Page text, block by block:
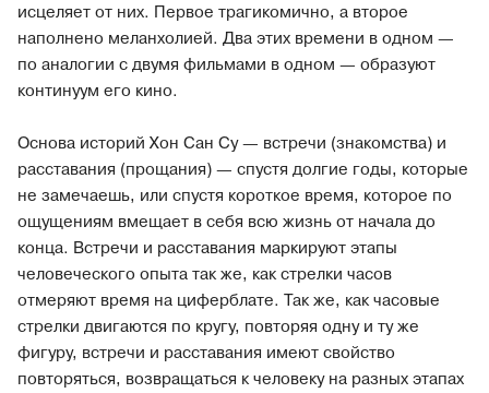
исцеляет от них. Первое трагикомично, а второе
наполнено меланхолией. Два этих времени в одном —
по аналогии с двумя фильмами в одном — образуют
континуум его кино.
Основа историй Хон Сан Су — встречи (знакомства) и
расставания (прощания) — спустя долгие годы, которые
не замечаешь, или спустя короткое время, которое по
ощущениям вмещает в себя всю жизнь от начала до
конца. Встречи и расставания маркируют этапы
человеческого опыта так же, как стрелки часов
отмеряют время на циферблате. Так же, как часовые
стрелки двигаются по кругу, повторяя одну и ту же
фигуру, встречи и расставания имеют свойство
повторяться, возвращаться к человеку на разных этапах